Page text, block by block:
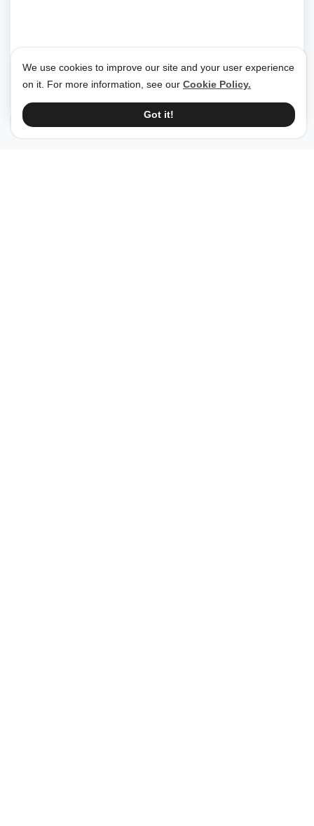
We use cookies to improve our site and your user experience
on it. For more information, see our Cookie Policy.
Got it!
Майнд Блоу ИТ ООД 01 Jul 2024